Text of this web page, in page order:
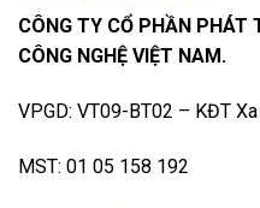
CÔNG TY CỔ PHẦN PHÁT
CÔNG NGHỆ VIỆT NAM.
VPGD: VT09-BT02 – KĐT
MST: 01 05 158 192